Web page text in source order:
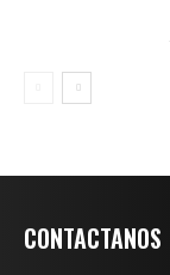
CONTACTANOS